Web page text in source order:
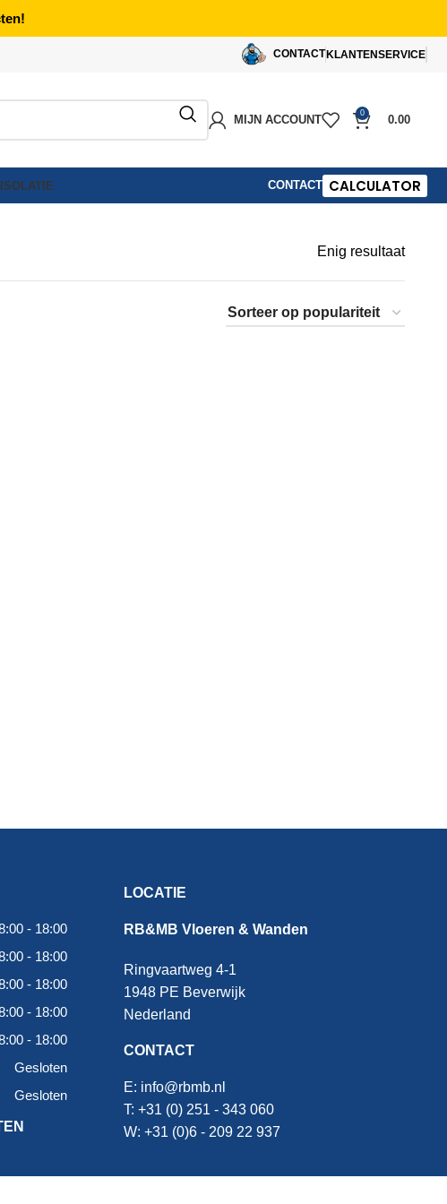
CONTACT KLANTENSERVICE
MIJN ACCOUNT
0
0.00
ISOLATIE CONTACT CALCULATOR
Enig resultaat
- 18:00
- 18:00
- 18:00
- 18:00
- 18:00
Gesloten
Gesloten
LOCATIE
RB&MB Vloeren & Wanden
Ringvaartweg 4-1
1948 PE Beverwijk
Nederland
CONTACT
E: info@rbmb.nl
T: +31 (0) 251 - 343 060
W: +31 (0)6 - 209 22 937